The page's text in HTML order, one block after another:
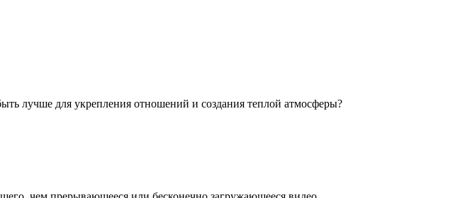
лучше для укрепления отношений и создания теплой атмосферы?